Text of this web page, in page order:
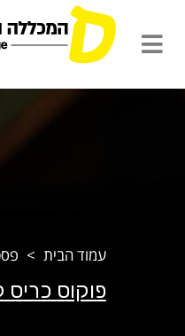
עמוד
עמוד הבית
פוקוס כריס